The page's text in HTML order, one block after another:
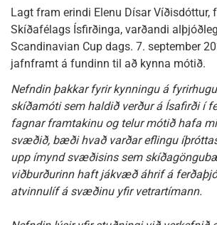
Lagt fram erindi Elenu Dísar Víðisdóttur,
Skíðafélags Ísfirðinga, varðandi
Scandinavian Cup dags. 7. september
jafnframt á fundinn til að kynna mótið.
Nefndin þakkar fyrir kynningu á
skíðamóti sem haldið verður á Ísafirði í
fagnar framtakinu og telur mótið hafa
svæðið, bæði hvað varðar eflingu
upp ímynd svæðisins sem
viðburðurinn haft jákvæð áhrif á
atvinnulíf á svæðinu yfir vetrartímann.